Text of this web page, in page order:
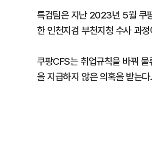
특검팀은 지난 2023년 5월 쿠
한 인천지검 부천지청 수사 과
쿠팡CFS는 취업규칙을 바꿔
을 지급하지 않은 의혹을 받는